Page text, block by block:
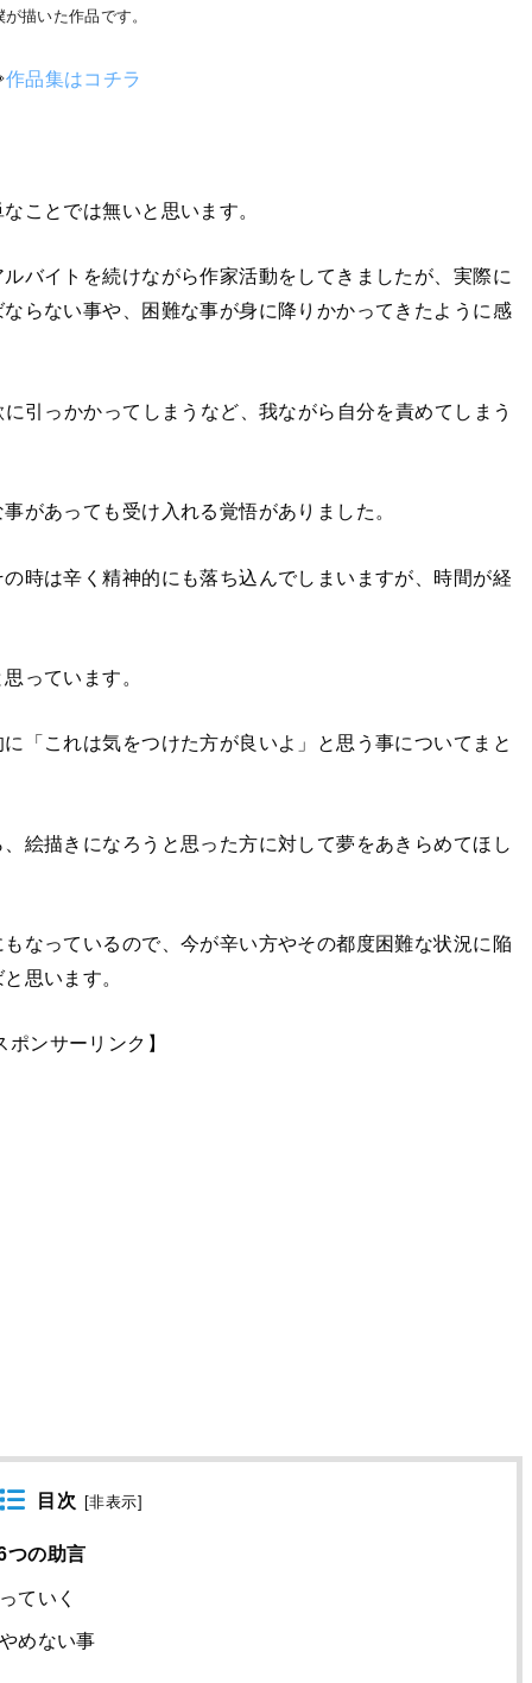
が描いた作品です。
作品集はコチラ
ことでは無いと思います。
バイトを続けながら作家活動をしてきましたが、実際に
らない事や、困難な事が身に降りかかってきたように感
引っかかってしまうなど、我ながら自分を責めてしまう
があっても受け入れる覚悟がありました。
時は辛く精神的にも落ち込んでしまいますが、時間が経
っています。
「これは気をつけた方が良いよ」と思う事についてまと
絵描きになろうと思った方に対して夢をあきらめてほし
なっているので、今が辛い方やその都度困難な状況に陥
思います。
ポンサーリンク】
目次 [非表示
つの助言
ていく
めない事